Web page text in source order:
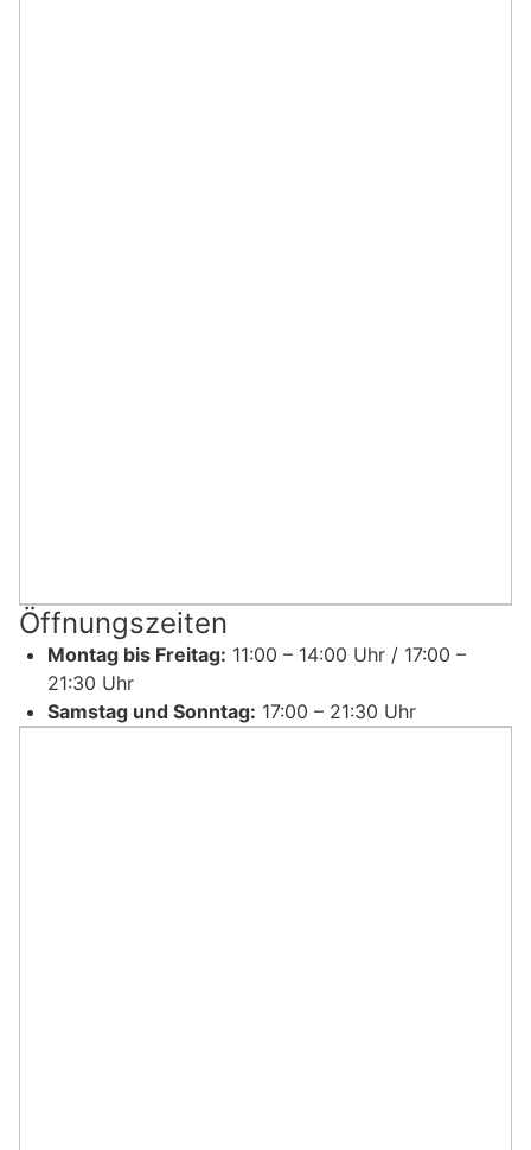
Öffnungszeiten
Montag bis Freitag: 11:00 – 14:00 Uhr / 17:00 –
21:30 Uhr
Samstag und Sonntag: 17:00 – 21:30 Uhr